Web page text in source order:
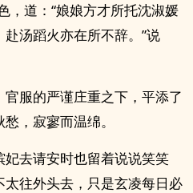
，道：“娘娘方才所托沈淑媛
汤蹈火亦在所不辞。”说
服的严谨庄重之下，平添了
，寂寥而温绵。
去请安时也留着说说笑笑
往外头去，只是玄凌每日必